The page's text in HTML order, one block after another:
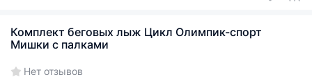
Комплект беговых лыж Цикл Олимпик-спорт
Мишки с палками
Нет отзывов